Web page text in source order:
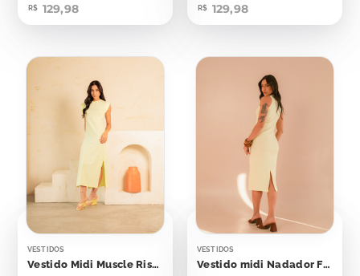
R$ 129,98 R$ 129,98
VESTIDOS
Vestido Midi Muscle Risca de Giz Amarelo Bebê
VESTIDOS
Vestido midi Nadador Flash Yellow